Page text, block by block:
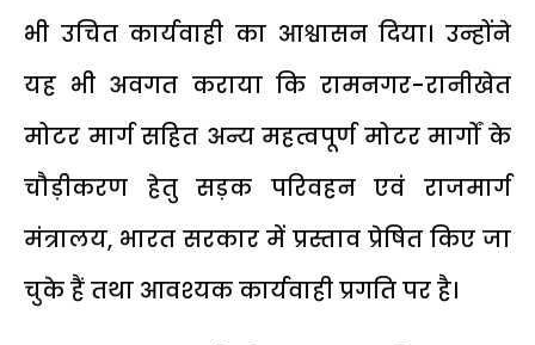
भी उचित कार्यवाही का आश्वासन दिया। उन्होंने
यह भी अवगत कराया कि रामनगर-रानीखेत
मोटर मार्ग सहित अन्य महत्वपूर्ण मोटर मार्गों के
चौड़ीकरण हेतु सड़क परिवहन एवं राजमार्ग
मंत्रालय, भारत सरकार में प्रस्ताव प्रेषित किए जा
चुके हैं तथा आवश्यक कार्यवाही प्रगति पर है।